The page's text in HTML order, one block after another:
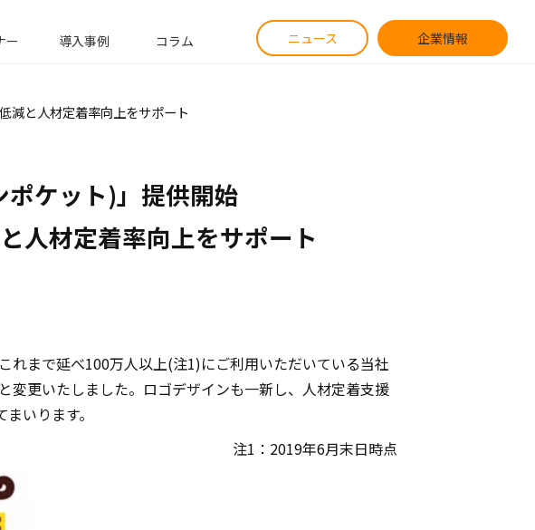
ー 導入事例 コラム ニュース 企業情報
減と人材定着率向上をサポート
ケット)」提供開始
人材定着率向上をサポート
まで延べ100万人以上(注1)にご利用いただいている当社
更いたしました。ロゴデザインも一新し、人材定着支援
いります。
注1：2019年6月末日時点